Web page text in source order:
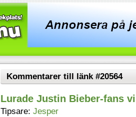
Kommentarer till länk #20564
Lurade Justin Bieber-fans
Tipsare: Jesper